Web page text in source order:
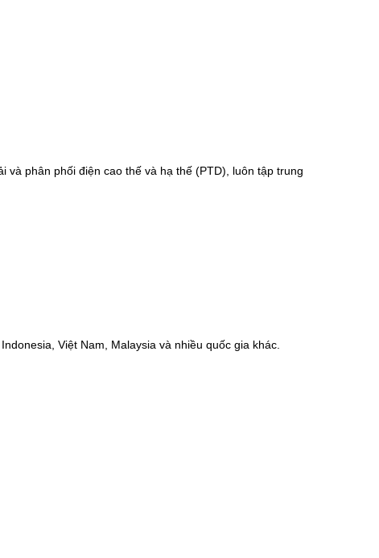
và phân phối điện cao thế và hạ thế (PTD), luôn tập trung
Việt Nam, Malaysia và nhiều quốc gia khác.